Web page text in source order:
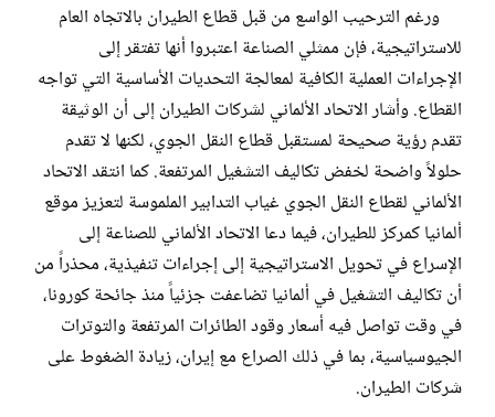
ورغم الترحيب الواسع من قبل قطاع الطيران بالاتجاه العام
للاستراتيجية، فإن ممثلي الصناعة اعتبروا أنها تفتقر إلى
الإجراءات العملية الكافية لمعالجة التحديات الأساسية التي تواجه
القطاع. وأشار الاتحاد الألماني لشركات الطيران إلى أن الوثيقة
تقدم رؤية صحيحة لمستقبل قطاع النقل الجوي، لكنها لا تقدم
حلولاً واضحة لخفض تكاليف التشغيل المرتفعة. كما انتقد الاتحاد
الألماني لقطاع النقل الجوي غياب التدابير الملموسة لتعزيز موقع
ألمانيا كمركز للطيران، فيما دعا الاتحاد الألماني للصناعة إلى
الإسراع في تحويل الاستراتيجية إلى إجراءات تنفيذية، محذراً من
أن تكاليف التشغيل في ألمانيا تضاعفت جزئياً منذ جائحة كورونا،
في وقت تواصل فيه أسعار وقود الطائرات المرتفعة والتوترات
الجيوسياسية، بما في ذلك الصراع مع إيران، زيادة الضغوط على
شركات الطيران.